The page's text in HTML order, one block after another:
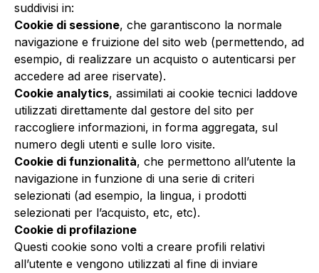
suddivisi in:
Cookie di sessione, che garantiscono la normale
navigazione e fruizione del sito web (permettendo, ad
esempio, di realizzare un acquisto o autenticarsi per
accedere ad aree riservate).
Cookie analytics, assimilati ai cookie tecnici laddove
utilizzati direttamente dal gestore del sito per
raccogliere informazioni, in forma aggregata, sul
numero degli utenti e sulle loro visite.
Cookie di funzionalità, che permettono all’utente la
navigazione in funzione di una serie di criteri
selezionati (ad esempio, la lingua, i prodotti
selezionati per l’acquisto, etc, etc).
Cookie di profilazione
Questi cookie sono volti a creare profili relativi
all’utente e vengono utilizzati al fine di inviare